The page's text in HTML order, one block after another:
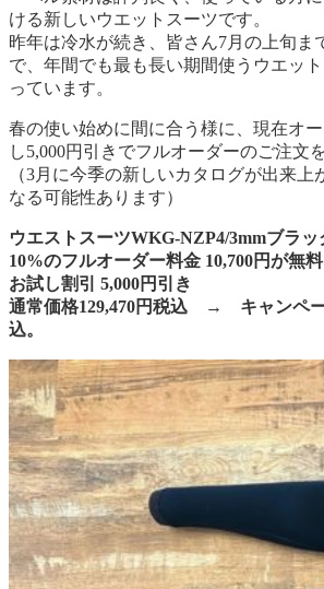
ける新しいウエットスーツです。
昨年は冷水が続き、皆さん7月の上旬ま
で、年間でも最も長い期間使うウエッ
っています。
春の使い始めに間に合う様に、現在オ
し5,000円引きでフルオーダーのご注文
（3月に今季の新しいカタログが出来上
なる可能性あります）
ウエストスーツWKG-NZP4/3mmブラッ
10%のフルオーダー料金 10,700円が無料
お試し割引 5,000円引き
通常価格129,470円税込 → キャンペー
込。